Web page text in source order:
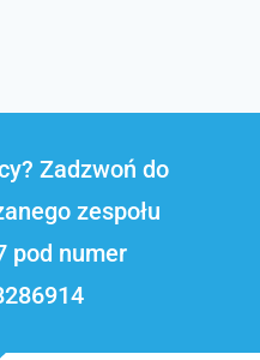
Zadzwoń do
zespołu
pod numer